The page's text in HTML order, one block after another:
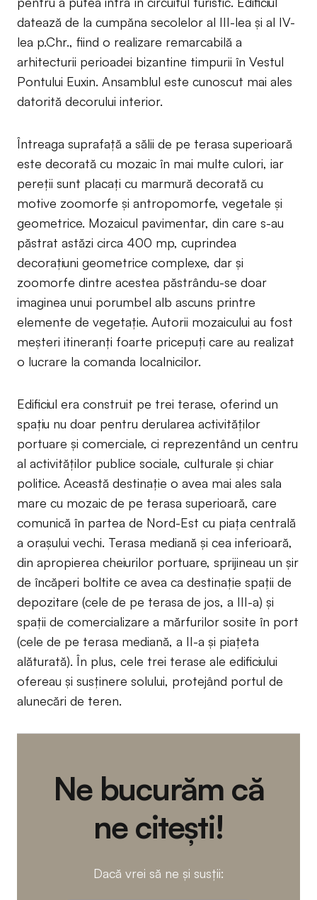
datează de la cumpăna secolelor al III-lea și al IV-
lea p.Chr., fiind o realizare remarcabilă a
arhitecturii perioadei bizantine timpurii în Vestul
Pontului Euxin. Ansamblul este cunoscut mai ales
datorită decorului interior.
Întreaga suprafață a sălii de pe terasa superioară
este decorată cu mozaic în mai multe culori, iar
pereții sunt placați cu marmură decorată cu
motive zoomorfe și antropomorfe, vegetale și
geometrice. Mozaicul pavimentar, din care s-au
păstrat astăzi circa 400 mp, cuprindea
decorațiuni geometrice complexe, dar și
zoomorfe dintre acestea păstrându-se doar
imaginea unui porumbel alb ascuns printre
elemente de vegetație. Autorii mozaicului au fost
meșteri itineranți foarte pricepuți care au realizat
o lucrare la comanda localnicilor.
Edificiul era construit pe trei terase, oferind un
spațiu nu doar pentru derularea activităților
portuare și comerciale, ci reprezentând un centru
al activităților publice sociale, culturale și chiar
politice. Această destinație o avea mai ales sala
mare cu mozaic de pe terasa superioară, care
comunică în partea de Nord-Est cu piața centrală
a orașului vechi. Terasa mediană și cea inferioară,
din apropierea cheiurilor portuare, sprijineau un șir
de încăperi boltite ce avea ca destinație spații de
depozitare (cele de pe terasa de jos, a III-a) și
spații de comercializare a mărfurilor sosite în port
(cele de pe terasa mediană, a II-a și piațeta
alăturată). În plus, cele trei terase ale edificiului
ofereau și susținere solului, protejând portul de
alunecări de teren.
Ne bucurăm că
ne citești!
Dacă vrei să ne și susții: